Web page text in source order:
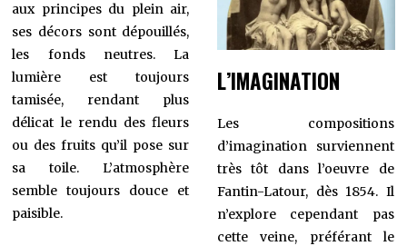
aux principes du plein air,
ses décors sont dépouillés,
les fonds neutres. La
lumière est toujours
tamisée, rendant plus
délicat le rendu des fleurs
ou des fruits qu’il pose sur
sa toile. L’atmosphère
semble toujours douce et
paisible.
L’IMAGINATION
Les compositions
d’imagination surviennent
très tôt dans l’oeuvre de
Fantin-Latour, dès 1854. Il
n’explore cependant pas
cette veine, préférant le